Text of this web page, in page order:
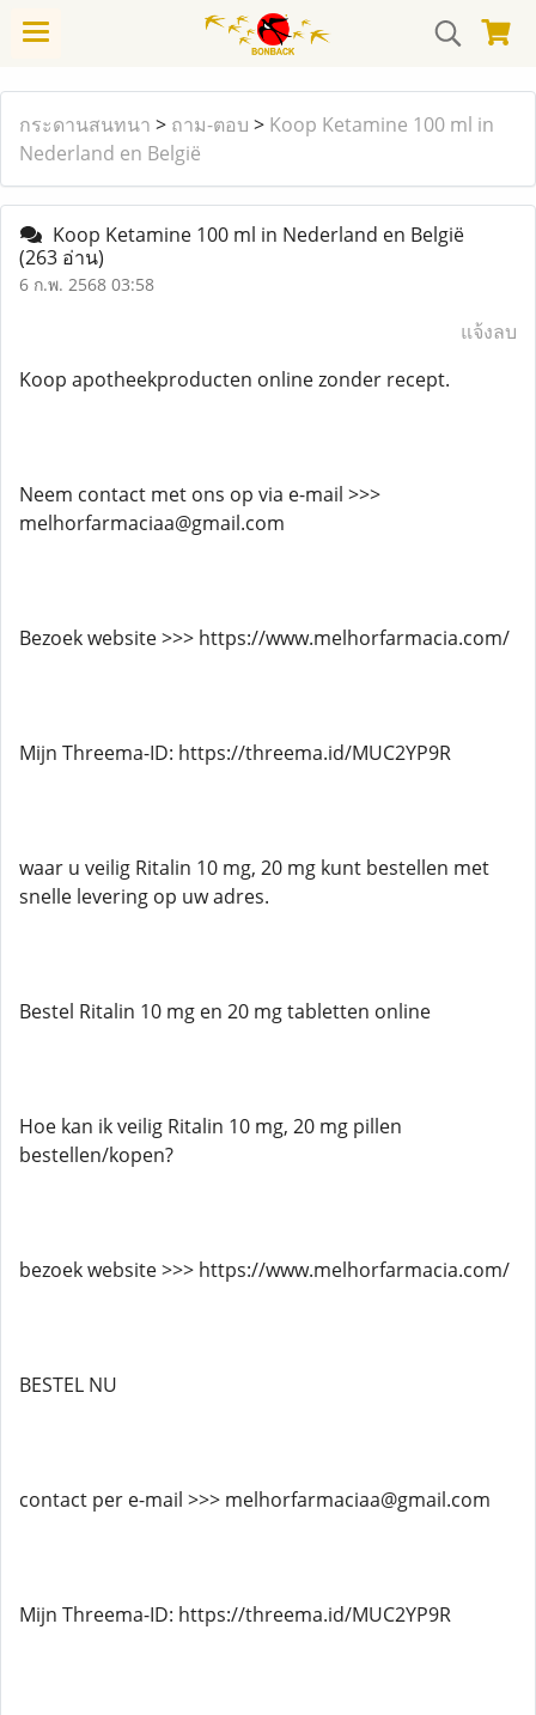
กระดานสนทนา > ถาม-ตอบ > Koop Ketamine 100 ml in
Nederland en België
Koop Ketamine 100 ml in Nederland en België
(263 อ่าน)
6 ก.พ. 2568 03:58
แจ้งลบ
Koop apotheekproducten online zonder recept.
Neem contact met ons op via e-mail >>>
melhorfarmaciaa@gmail.com
Bezoek website >>> https://www.melhorfarmacia.com/
Mijn Threema-ID: https://threema.id/MUC2YP9R
waar u veilig Ritalin 10 mg, 20 mg kunt bestellen met
snelle levering op uw adres.
Bestel Ritalin 10 mg en 20 mg tabletten online
Hoe kan ik veilig Ritalin 10 mg, 20 mg pillen
bestellen/kopen?
bezoek website >>> https://www.melhorfarmacia.com/
BESTEL NU
contact per e-mail >>> melhorfarmaciaa@gmail.com
Mijn Threema-ID: https://threema.id/MUC2YP9R